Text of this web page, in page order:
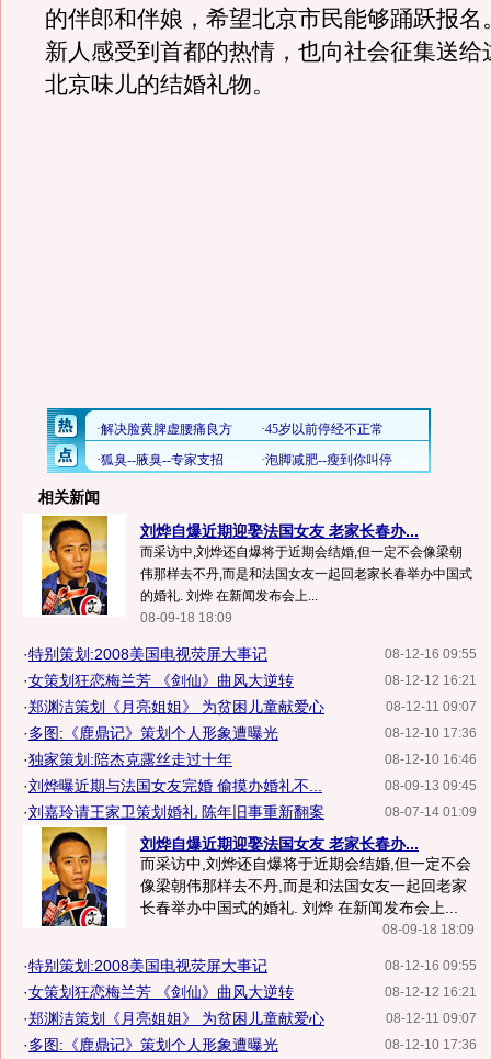
的伴郎和伴娘，希望北京市民能够踊跃报名
新人感受到首都的热情，也向社会征集送给
北京味儿的结婚礼物。
相关新闻
刘烨自爆近期迎娶法国女友 老家长春办...
而采访中,刘烨还自爆将于近期会结婚,但一定不会像梁朝
伟那样去不丹,而是和法国女友一起回老家长春举办中国式
的婚礼. 刘烨 在新闻发布会上...
08-09-18 18:09
08-12-16 09:55
·特别策划:2008美国电视荧屏大事记
08-12-12 16:21
·女策划狂恋梅兰芳 《剑仙》曲风大逆转
08-12-11 09:07
·郑渊洁策划《月亮姐姐》 为贫困儿童献爱心
08-12-10 17:36
·多图:《鹿鼎记》策划个人形象遭曝光
08-12-10 16:46
·独家策划:陪杰克露丝走过十年
08-09-13 09:45
·刘烨曝近期与法国女友完婚 偷摸办婚礼不...
08-07-14 01:09
·刘嘉玲请王家卫策划婚礼 陈年旧事重新翻案
刘烨自爆近期迎娶法国女友 老家长春办...
而采访中,刘烨还自爆将于近期会结婚,但一定不会
像梁朝伟那样去不丹,而是和法国女友一起回老家
长春举办中国式的婚礼. 刘烨 在新闻发布会上...
08-09-18 18:09
08-12-16 09:55
·特别策划:2008美国电视荧屏大事记
08-12-12 16:21
·女策划狂恋梅兰芳 《剑仙》曲风大逆转
08-12-11 09:07
·郑渊洁策划《月亮姐姐》 为贫困儿童献爱心
08-12-10 17:36
·多图:《鹿鼎记》策划个人形象遭曝光